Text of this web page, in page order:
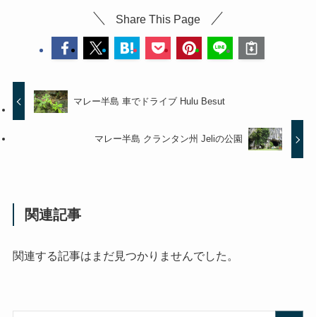
Share This Page
マレー半島 車でドライブ Hulu Besut
マレー半島 クランタン州 Jeliの公園
関連記事
関連する記事はまだ見つかりませんでした。